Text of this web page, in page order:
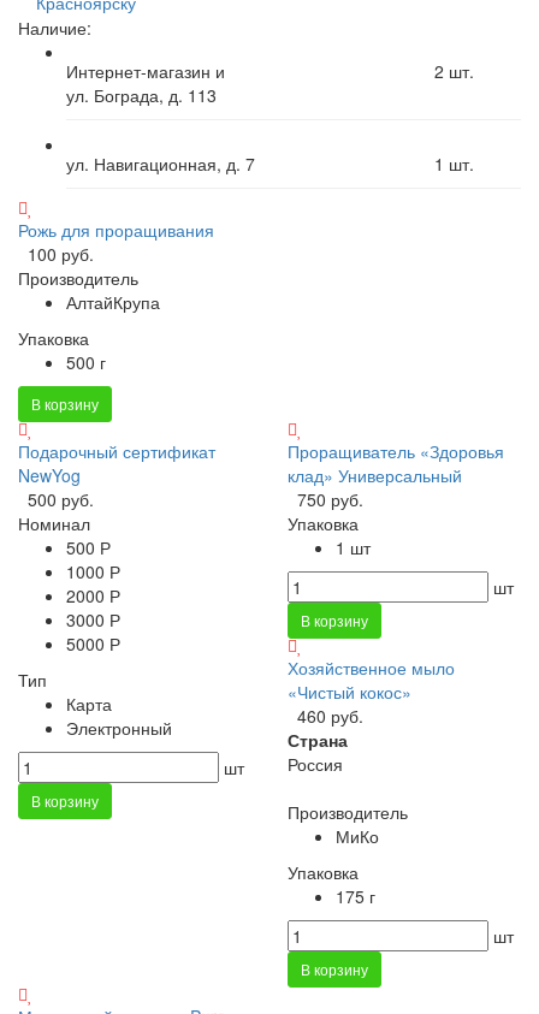
Наличие:
Интернет-магазин и
ул. Бограда, д. 113
2 шт.
ул. Навигационная, д. 7 1 шт.
Рожь для проращивания
100 руб.
Производитель
АлтайКрупа
Упаковка
500 г
В корзину
Подарочный сертификат
NewYog
500 руб.
Номинал
500 Р
1000 Р
2000 Р
3000 Р
5000 Р
Тип
Карта
Электронный
шт
В корзину
Проращиватель «Здоровья
клад» Универсальный
750 руб.
Упаковка
1 шт
шт
В корзину
Хозяйственное мыло
«Чистый кокос»
460 руб.
Страна
Россия
Производитель
МиКо
Упаковка
175 г
шт
В корзину